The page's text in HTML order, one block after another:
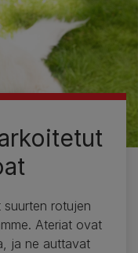
rotujen
Ateriat ovat
ja ne auttavat